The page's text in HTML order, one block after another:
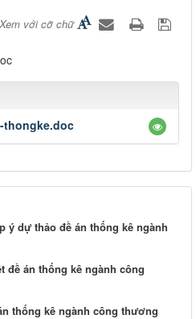
Xem với cỡ chữ
ý dự thảo đề án thống kê ngành
đề án thống kê ngành công
thống kê ngành công thương